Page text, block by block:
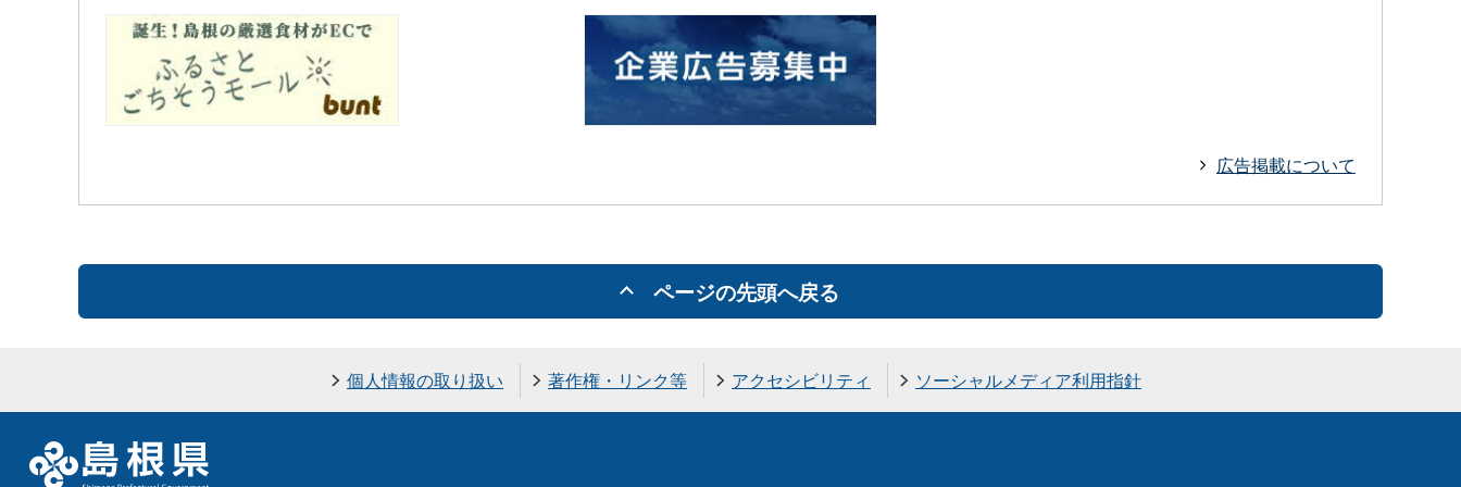
広告掲載について
ページの先頭へ戻る
個人情報の取り扱い 著作権・リンク等 アクセシビリティ ソーシャルメディア利用指針